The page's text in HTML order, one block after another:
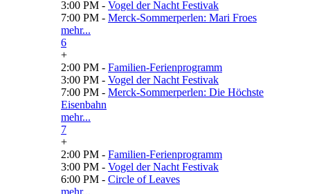
3:00 PM - Vogel der Nacht Festivak
7:00 PM - Merck-Sommerperlen: Mari Froes
mehr...
6
+
2:00 PM - Familien-Ferienprogramm
3:00 PM - Vogel der Nacht Festivak
7:00 PM - Merck-Sommerperlen: Die Höchste
Eisenbahn
mehr...
7
+
2:00 PM - Familien-Ferienprogramm
3:00 PM - Vogel der Nacht Festivak
6:00 PM - Circle of Leaves
mehr...